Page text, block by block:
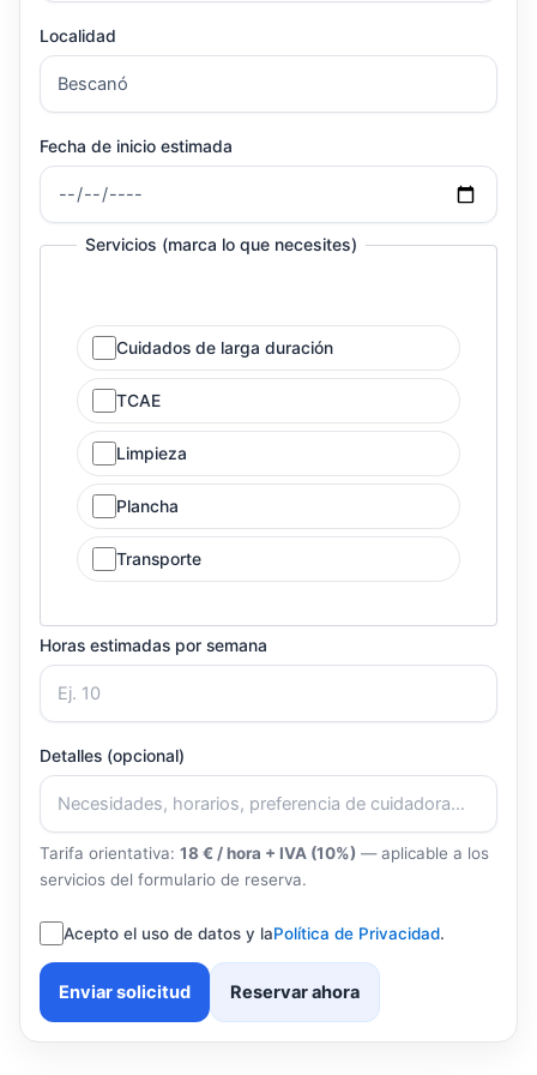
Localidad
Fecha de inicio estimada
Servicios (marca lo que necesites)
Cuidados de larga duración
TCAE
Limpieza
Plancha
Transporte
Horas estimadas por semana
Detalles (opcional)
Tarifa orientativa: 18 € / hora + IVA (10%) — aplicable a los
servicios del formulario de reserva.
Acepto el uso de datos y laPolítica de Privacidad.
Enviar solicitud Reservar ahora